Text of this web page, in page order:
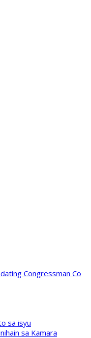
Congressman Co
sa isyu
sa Kamara